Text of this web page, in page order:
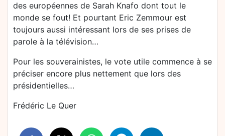
des européennes de Sarah Knafo dont tout le
monde se fout! Et pourtant Eric Zemmour est
toujours aussi intéressant lors de ses prises de
parole à la télévision…
Pour les souverainistes, le vote utile commence à se
préciser encore plus nettement que lors des
présidentielles…
Frédéric Le Quer